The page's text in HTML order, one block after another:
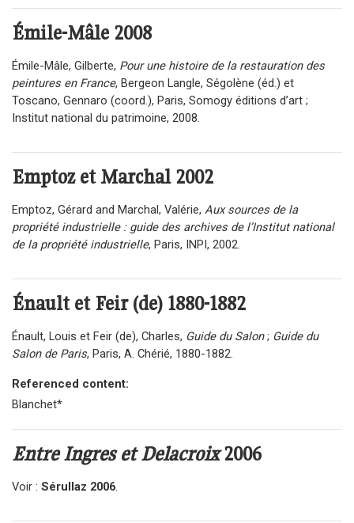
Émile-Mâle2008
Émile-Mâle, Gilberte, Pour une histoire de la restauration des
peintures en France, Bergeon Langle, Ségolène (éd.) et
Toscano, Gennaro (coord.), Paris, Somogy éditions d’art ;
Institut national du patrimoine, 2008.
Emptoz et Marchal2002
Emptoz, Gérard and Marchal, Valérie, Aux sources de la
propriété industrielle : guide des archives de l’Institut national
de la propriété industrielle, Paris, INPI, 2002.
Énault et Feir (de) 1880-1882
Énault, Louis et Feir (de), Charles, Guide du Salon; Guide du
Salon de Paris, Paris, A. Chérié, 1880-1882.
Referenced content:
Blanchet*
Entre Ingres et Delacroix2006
Voir : Sérullaz 2006